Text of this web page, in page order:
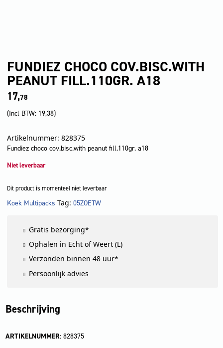
FUNDIEZ CHOCO COV.BISC.WITH
PEANUT FILL.110GR. A18
17,78
(Incl BTW: 19,38)
Artikelnummer: 828375
Fundiez choco cov.bisc.with peanut fill.110gr. a18
Niet leverbaar
Dit product is momenteel niet leverbaar
LET OP!
Koek Multipacks Tag: 05ZOETW
Gratis bezorging*
Ophalen in Echt of Weert (L)
Verzonden binnen 48 uur*
Persoonlijk advies
Beschrijving
ARTIKELNUMMER: 828375